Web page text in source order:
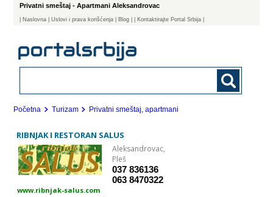
Privatni smeštaj - Apartmani Aleksandrovac
Naslovna | Uslovi i prava korišćenja Blog | Kontaktirajte Portal Srbija |
Početna Turizam Privatni smeštaj, apartmani
RIBNJAK I RESTORAN SALUS
Aleksandrovac,
Pleš
037 836136
063 8470322
www.ribnjak-salus.com